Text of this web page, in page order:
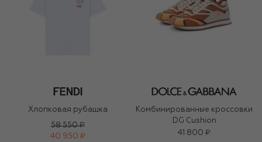
Хлопковая рубашка
58 550 ₽
40 950 ₽
Комбинированные кроссовки
DG Cushion
41 800 ₽